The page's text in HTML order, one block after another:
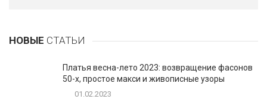
НОВЫЕ СТАТЬИ
Платья весна-лето 2023: возвращение фасонов
50-х, простое макси и живописные узоры
01.02.2023